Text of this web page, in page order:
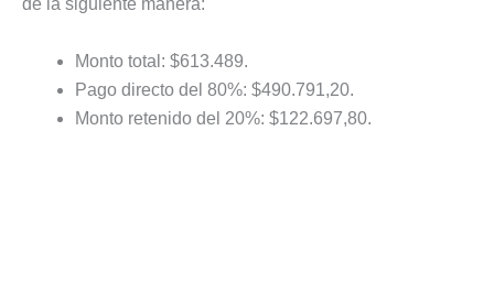
de la siguiente manera:
Monto total: $613.489.
Pago directo del 80%: $490.791,20.
Monto retenido del 20%: $122.697,80.